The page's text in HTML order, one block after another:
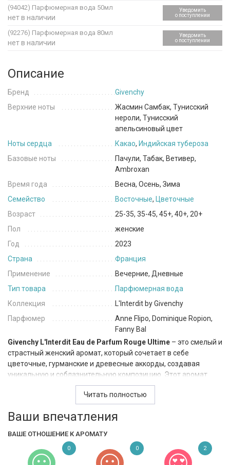
(94042) Парфюмерная вода 50мл
нет в наличии
Уведомить
о поступлении
(92276) Парфюмерная вода 80мл
нет в наличии
Уведомить
о поступлении
Описание
Бренд
Givenchy
Верхние ноты
Жасмин Самбак, Тунисский
нероли, Тунисский
апельсиновый цвет
Ноты сердца
Какао, Индийская тубероза
Базовые ноты
Пачули, Табак, Ветивер,
Ambroxan
Время года
Весна, Осень, Зима
Семейство
Восточные, Цветочные
Возраст
25-35, 35-45, 45+, 40+, 20+
Пол
женские
Год
2023
Страна
Франция
Применение
Вечерние, Дневные
Тип товара
Парфюмерная вода
Коллекция
L'Interdit by Givenchy
Парфюмер
Anne Flipo, Dominique Ropion,
Fanny Bal
Givenchy L'Interdit Eau de Parfum Rouge Ultime – это смелый и
страстный женский аромат, который сочетает в себе
цветочные, гурманские и древесные аккорды, создавая
уникальную и соблазнительную композицию. Этот аромат
предназначен для женщин, которые не боятся выделяться и
стремятся подчеркнуть свою индивидуальность и харизму.
Относится к семейству восточные, цветочные.
жасмина самбак, тунисского нероли и тунисского
апельсинового цвета. Жасмин самбак придаёт композиции
насыщенность и цветочную чувственность, окутывая аромат
Читать полностью
Ваши впечатления
ВАШЕ ОТНОШЕНИЕ К АРОМАТУ
0 0 2